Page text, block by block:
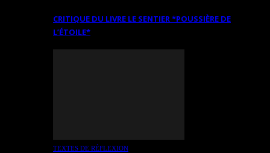
CRITIQUE DU LIVRE LE SENTIER *POUSSIÈRE DE
L’ÉTOILE*
TEXTES DE RÉFLEXION